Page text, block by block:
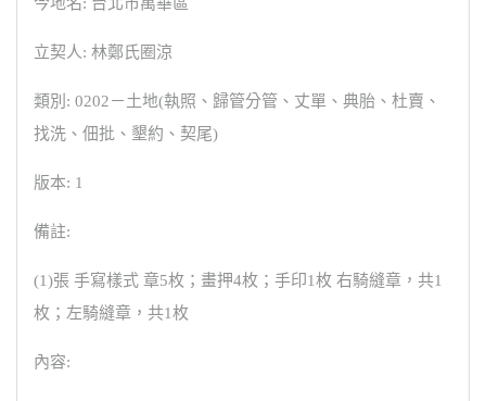
立契人: 林鄭氏圈涼
類別: 0202－土地(執照、歸管分管、丈單、典胎、杜賣、
找洗、佃批、墾約、契尾)
版本: 1
備註:
(1)張 手寫樣式 章5枚；畫押4枚；手印1枚 右騎縫章，共1
枚；左騎縫章，共1枚
內容: